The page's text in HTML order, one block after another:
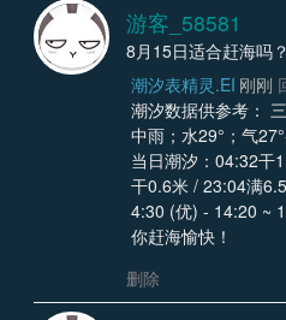
游客_58581
8月15日适合赶海吗
潮汐表精灵.EI 刚刚
潮汐数据供参考：
中雨；水29°；气
当日潮汐：04:32干
干0.6米 / 23:04满
4:30 (优) - 14:20 ~
你赶海愉快！
删除